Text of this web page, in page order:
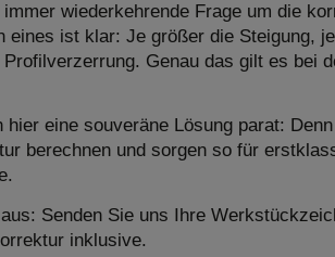
wiederkehrende Frage um die
eines ist klar: Je größer die Steigung,
Genau das gilt es bei
hier eine souveräne Lösung parat:
berechnen und sorgen so für
Senden Sie uns Ihre
inklusive.